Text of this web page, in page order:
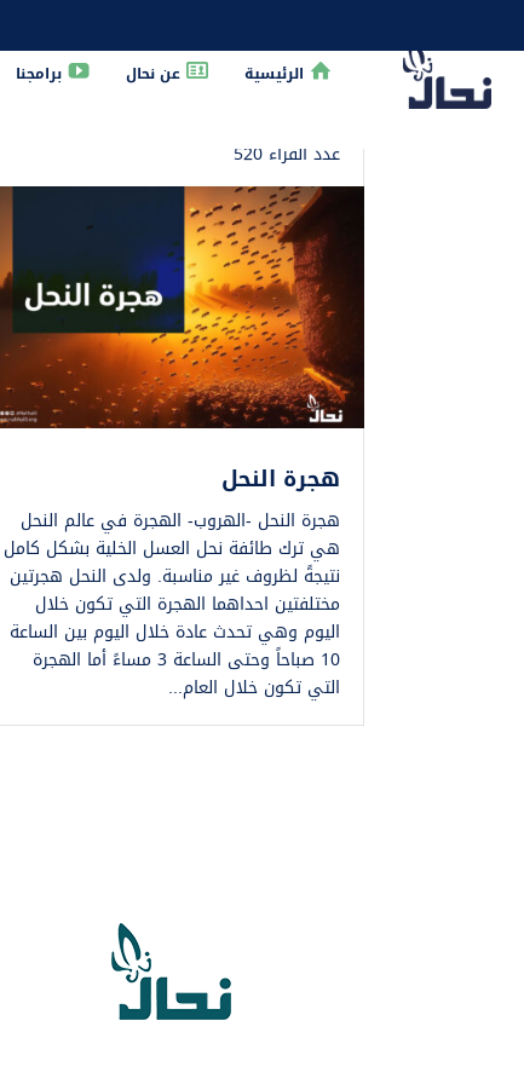
الرئيسية عن نحال برامجنا الرئيسية »طائفة النحل
عدد القراء 520
هجرة النحل
هجرة النحل -الهروب- الهجرة في عالم النحل
هي ترك طائفة نحل العسل الخلية بشكل كامل
نتيجةً لظروف غير مناسبة. ولدى النحل هجرتين
مختلفتين احداهما الهجرة التي تكون خلال
اليوم وهي تحدث عادة خلال اليوم بين الساعة
10 صباحاً وحتى الساعة 3 مساءً أما الهجرة
التي تكون خلال العام...